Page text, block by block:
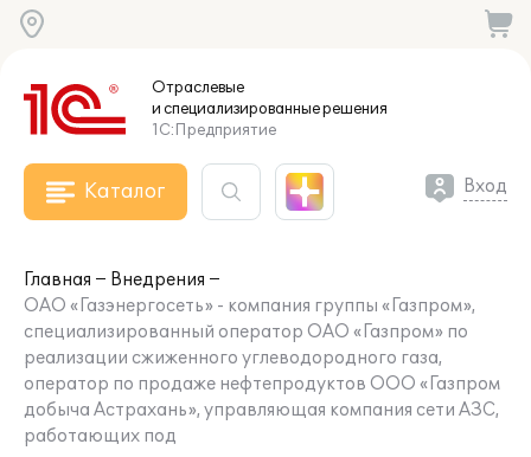
Отраслевые
и специализированныерешения
1С:Предприятие
Каталог Вход
Главная
Внедрения
ОАО «Газэнергосеть» - компания группы «Газпром»,
специализированный оператор ОАО «Газпром» по
реализации сжиженного углеводородного газа,
оператор по продаже нефтепродуктов ООО «Газпром
добыча Астрахань», управляющая компания сети АЗС,
работающих под